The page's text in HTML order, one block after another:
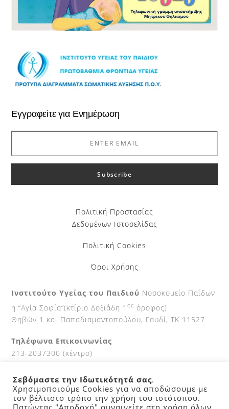
Εγγραφείτε για Ενημέρωση
Πολιτική Προστασίας
Δεδομένων Ιστοσελίδας
Πολιτική Cookies
Όροι Χρήσης
Ινστιτούτο Υγείας του Παιδιού Νοσοκομείο Παίδων
η “Αγία Σοφία”(κτίριο Δοξιάδη 1ος όροφος).
Θηβών 1 και Παπαδιαμαντοπούλου, Γουδί, ΤΚ 11527
Τηλέφωνα Επικοινωνίας
213-2037300 (κέντρο)
Ώρες κοινού
9-2 καθημερινά.
Σεβόμαστε την Ιδωτικότητά σας.
Χρησιμοποιούμε Cookies για να αποδώσουμε με
τον βέλτιστο τρόπο την χρήση του ιστότοπου.
Πατώντας "Αποδοχή" συναινείτε στη χρήση όλων